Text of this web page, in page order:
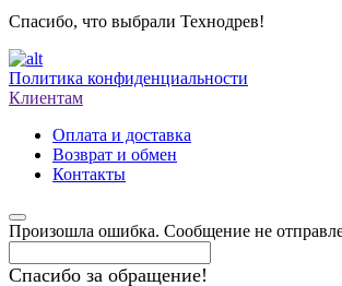
Спасибо, что выбрали Технодрев!
Политика конфиденциальности
Клиентам
Оплата и доставка
Возврат и обмен
Контакты
Произошла ошибка. Сообщение не
Спасибо за обращение!